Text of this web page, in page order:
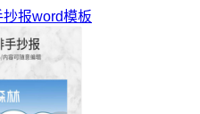
报word模板